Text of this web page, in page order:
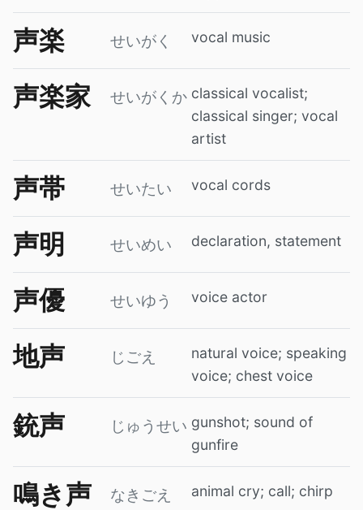
声楽 せいがく vocal music
声楽家 せいがくか classical vocalist;
classical singer; vocal
artist
声帯 せいたい vocal cords
声明 せいめい declaration, statement
声優 せいゆう voice actor
地声 じごえ
natural voice; speaking
voice; chest voice
銃声 じゅうせい gunshot; sound of
gunfire
鳴き声 なきごえ animal cry; call; chirp